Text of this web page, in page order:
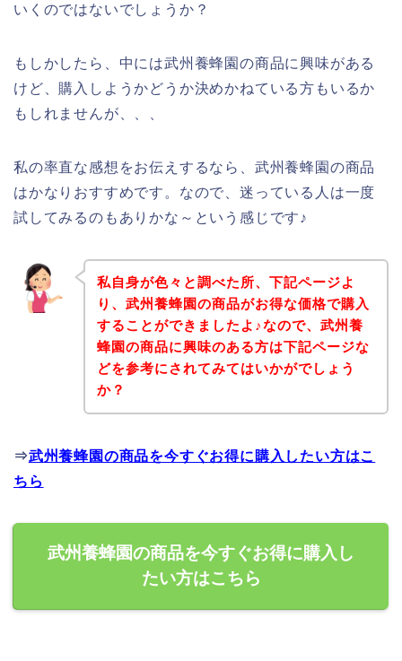
いくのではないでしょうか？
もしかしたら、中には武州養蜂園の商品に興味がある
けど、購入しようかどうか決めかねている方もいるか
もしれませんが、、、
私の率直な感想をお伝えするなら、武州養蜂園の商品
はかなりおすすめです。なので、迷っている人は一度
試してみるのもありかな～という感じです♪
私自身が色々と調べた所、下記ページよ
り、武州養蜂園の商品がお得な価格で購入
することができましたよ♪なので、武州養
蜂園の商品に興味のある方は下記ページな
どを参考にされてみてはいかがでしょう
か？
⇒武州養蜂園の商品を今すぐお得に購入したい方はこ
ちら
武州養蜂園の商品を今すぐお得に購入し
たい方はこちら